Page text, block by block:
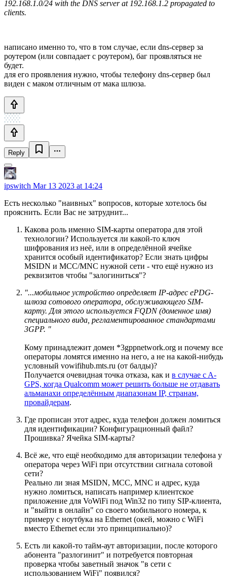
192.168.1.0/24 with the DNS server at 192.168.1.2 propagated to
clients.
написано именно то, что в том случае, если dns-сервер за
роутером (или совпадает с роутером), баг проявляться не
будет.
для его проявления нужно, чтобы телефону dns-сервер был
виден с маком отличным от мака шлюза.
Reply
ipswitch Mar 13 2023 at 14:24
Есть несколько "наивных" вопросов, которые хотелось бы
прояснить. Если Вас не затруднит...
Какова роль именно SIM-карты оператора для этой
технологии? Используется ли какой-то ключ
шифрования из неё, или в определённой ячейке
хранится особый идентификатор? Если знать цифры
MSIDN и MCC/MNC нужной сети - что ещё нужно из
реквизитов чтобы "залогиниться"?
"...мобильное устройство определяет IP-адрес ePDG-
шлюза сотового оператора, обслуживающего SIM-
карту. Для этого используетcя FQDN (доменное имя)
специального вида, регламентированное стандартами
3GPP. "
Кому принадлежит домен *3gppnetwork.org и почему все
операторы ломятся именно на него, а не на какой-нибудь
условный vowifihub.mts.ru (от балды)?
Получается очевидная точка отказа, как и в случае c A-
GPS, когда Qualcomm может решить больше не отдавать
альманахи определённым диапазонам IP, странам,
провайдерам.
Где прописан этот адрес, куда телефон должен ломиться
для идентификации? Конфигурационный файл?
Прошивка? Ячейка SIM-карты?
Всё же, что ещё необходимо для авторизации телефона у
оператора через WiFi при отсутствии сигнала сотовой
сети?
Реально ли зная MSIDN, MCC, MNC и адрес, куда
нужно ломиться, написать например клиентское
приложение для VoWiFi под Win32 по типу SIP-клиента,
и "выйти в онлайн" со своего мобильного номера, к
примеру с ноутбука на Ethernet (окей, можно с WiFi
вместо Ethernet если это принципиально)?
Есть ли какой-то тайм-аут авторизации, после которого
абонента "разлогинит" и потребуется повторная
проверка чтобы заветный значок "в сети с
использованием WiFi" появился?